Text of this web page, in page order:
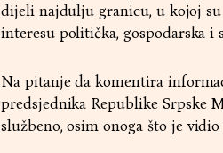
dijeli najdulju granicu, u kojoj
interesu politička, gospodarska i
Na pitanje da komentira
predsjednika Republike Srpske
službeno, osim onoga što je